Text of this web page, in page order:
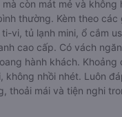
còn mát mẻ và không
thường. Kèm theo các
vi, tủ lạnh mini, ổ cắm
cao cấp. Có vách
hành khách. Khoảng
không nhồi nhét. Luôn
thoải mái và tiện nghi